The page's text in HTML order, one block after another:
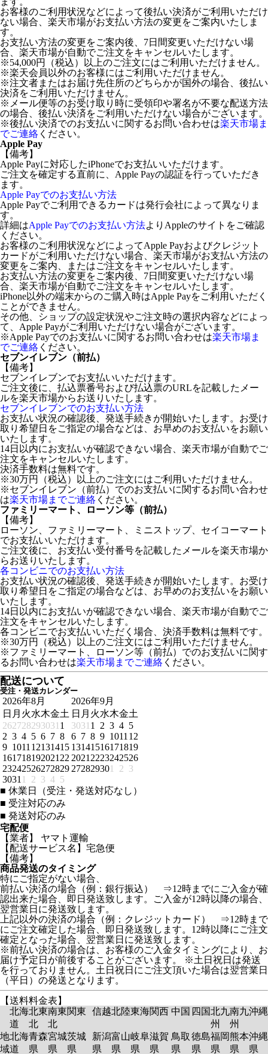
お客様のご利用状況などによって後払い決済がご利用いただけ
ない場合、楽天市場がお支払い方法の変更をご案内いたしま
す。
お支払い方法の変更をご案内後、7日間変更いただけない場
合、楽天市場が自動でご注文をキャンセルいたします。
※54,000円（税込）以上のご注文にはご利用いただけません。
※楽天会員以外のお客様にはご利用いただけません。
※注文者またはお届け先住所のどちらかが国外の場合、後払い
決済をご利用いただけません。
※メール便等のお受け取り時に受領印や署名が不要な配送方法
の場合、後払い決済をご利用いただけない場合がございます。
※後払い決済でのお支払いに関するお問い合わせは楽天市場ま
でご連絡 ください。
Apple Pay
【備考】
Apple Payに対応したiPhoneでお支払いいただけます。
ご注文を確定する直前に、Apple Payの認証を行っていただき
ます。
Apple Payでのお支払い方法
Apple Payでご利用できるカードは発行会社によって異なりま
す。
詳細はApple Payでのお支払い方法よりAppleのサイトをご確認
ください。
お客様のご利用状況などによってApple Payおよびクレジット
カードがご利用いただけない場合、楽天市場がお支払い方法の
変更をご案内、またはご注文をキャンセルいたします。
お支払い方法の変更をご案内後、7日間変更いただけない場
合、楽天市場が自動でご注文をキャンセルいたします。
iPhone以外の端末からのご購入時はApple Payをご利用いただく
ことができません。
その他、ショップの設定状況やご注文時の選択内容などによっ
て、Apple Payがご利用いただけない場合がございます。
※Apple Payでのお支払いに関するお問い合わせは楽天市場ま
でご連絡 ください。
セブンイレブン（前払）
【備考】
セブンイレブンでお支払いいただけます。
ご注文後に、払込票番号および払込票のURLを記載したメー
ルを楽天市場からお送りいたします。
セブンイレブンでのお支払い方法
お支払い状況の確認後、発送手続きが開始いたします。お受け
取り希望日をご指定の場合などは、お早めのお支払いをお願い
いたします。
14日以内にお支払いが確認できない場合、楽天市場が自動でご
注文をキャンセルいたします。
決済手数料は無料です。
※30万円（税込）以上のご注文にはご利用いただけません。
※セブンイレブン（前払）でのお支払いに関するお問い合わせ
は楽天市場までご連絡 ください。
ファミリーマート、ローソン等（前払）
【備考】
ローソン、ファミリーマート、ミニストップ、セイコーマート
でお支払いいただけます。
ご注文後に、お支払い受付番号を記載したメールを楽天市場か
らお送りいたします。
各コンビニでのお支払い方法
お支払い状況の確認後、発送手続きが開始いたします。お受け
取り希望日をご指定の場合などは、お早めのお支払いをお願い
いたします。
14日以内にお支払いが確認できない場合、楽天市場が自動でご
注文をキャンセルいたします。
各コンビニでお支払いいただく場合、決済手数料は無料です。
※30万円（税込）以上のご注文にはご利用いただけません。
※ファミリーマート、ローソン等（前払）でのお支払いに関す
るお問い合わせは楽天市場までご連絡 ください。
配送について
受注・発送カレンダー
2026年8月
日 月 火水木金土
262728293031 1
2 3 4 5 6 7 8
9 1011 12131415
161718192021 22
23242526272829
3031 1 2 3 4 5
2026年9月
日 月 火水木金土
3031 1 2 3 4 5
6 7 8 9 1011 12
13141516171819
2021 2223242526
272829301 2 3
■ 休業日（受注・発送対応なし）
■ 受注対応のみ
■ 発送対応のみ
宅配便
【業者】 ヤマト運輸
【配送サービス名】宅急便
【備考】
商品発送のタイミング
特にご指定がない場合、
前払い決済の場合（例：銀行振込） ⇒12時までにご入金が確
認出来た場合、即日発送致します。ご入金が12時以降の場合、
翌営業日に発送致します。
上記以外の決済の場合（例：クレジットカード） ⇒12時まで
にご注文確定した場合、即日発送致します。12時以降にご注文
確定となった場合、翌営業日に発送致します。
※前払い決済の場合は、お客様のご入金タイミングにより、お
届け予定日が前後することがございます。 ※土日祝日は発送
を行っておりません。土日祝日にご注文頂いた場合は翌営業日
（平日）の発送となります。
【送料料金表】
北海
道
北東
北
南東
北
関東 信越北陸東海関西 中国 四国北九
州
南九
州
沖縄
地
域
北海
道
青森
県
宮城
県
茨城
県
新潟
県
富山
県
岐阜
県
滋賀
県
鳥取
県
徳島
県
福岡
県
熊本
県
沖縄
県